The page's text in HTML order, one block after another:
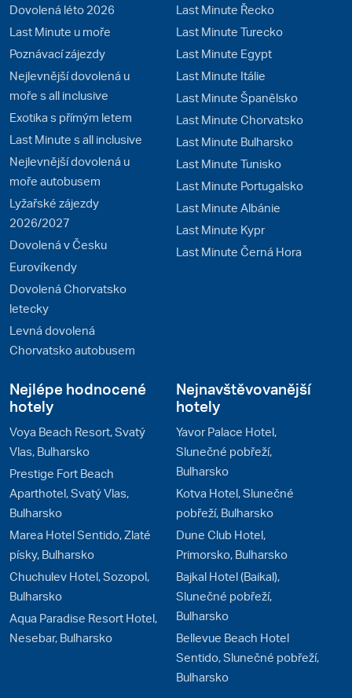
Dovolená léto 2026
Last Minute u moře
Poznávací zájezdy
Nejlevnější dovolená u
moře s all inclusive
Exotika s přímým letem
Last Minute s all inclusive
Nejlevnější dovolená u
moře autobusem
Lyžařské zájezdy
2026/2027
Dovolená v Česku
Eurovíkendy
Dovolená Chorvatsko
letecky
Levná dovolená
Chorvatsko autobusem
Last Minute Řecko
Last Minute Turecko
Last Minute Egypt
Last Minute Itálie
Last Minute Španělsko
Last Minute Chorvatsko
Last Minute Bulharsko
Last Minute Tunisko
Last Minute Portugalsko
Last Minute Albánie
Last Minute Kypr
Last Minute Černá Hora
Nejlépe hodnocené
hotely
Voya Beach Resort, Svatý
Vlas, Bulharsko
Prestige Fort Beach
Aparthotel, Svatý Vlas,
Bulharsko
Marea Hotel Sentido, Zlaté
písky, Bulharsko
Chuchulev Hotel, Sozopol,
Bulharsko
Aqua Paradise Resort Hotel,
Nesebar, Bulharsko
Nejnavštěvovanější
hotely
Yavor Palace Hotel,
Slunečné pobřeží,
Bulharsko
Kotva Hotel, Slunečné
pobřeží, Bulharsko
Dune Club Hotel,
Primorsko, Bulharsko
Bajkal Hotel (Baikal),
Slunečné pobřeží,
Bulharsko
Bellevue Beach Hotel
Sentido, Slunečné pobřeží,
Bulharsko